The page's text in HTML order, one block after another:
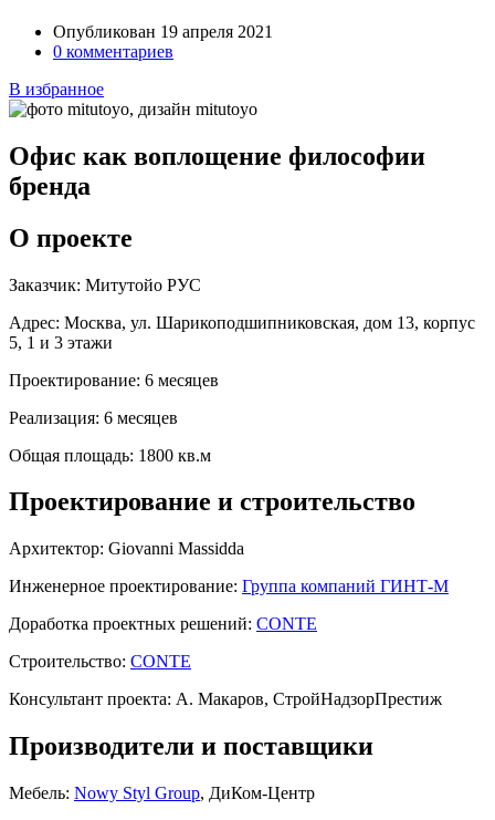
Опубликован 19 апреля 2021
0 комментариев
В избранное
Офис как воплощение философии
бренда
О проекте
Заказчик: Митутойо РУС
Адрес: Москва, ул. Шарикоподшипниковская, дом 13, корпус
5, 1 и 3 этажи
Проектирование: 6 месяцев
Реализация: 6 месяцев
Общая площадь: 1800 кв.м
Проектирование и строительство
Архитектор: Giovanni Massidda
Инженерное проектирование: Группа компаний ГИНТ-М
Доработка проектных решений: CONTE
Строительство: CONTE
Консультант проекта: А. Макаров, СтройНадзорПрестиж
Производители и поставщики
Мебель: Nowy Styl Group, ДиКом-Центр